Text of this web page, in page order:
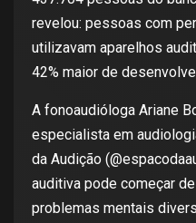
revelou: pessoas com
utilizavam aparelhos
42% maior de
A fonoaudióloga Ariane
especialista em
da Audição
auditiva pode começar
problemas mentais